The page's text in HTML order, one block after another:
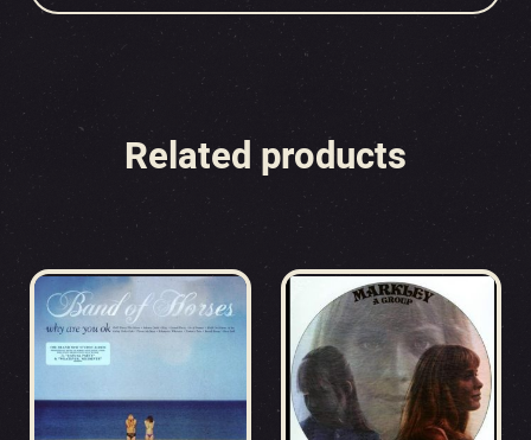
Related products